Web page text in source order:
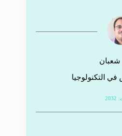
شعبان
التكنولوجيا